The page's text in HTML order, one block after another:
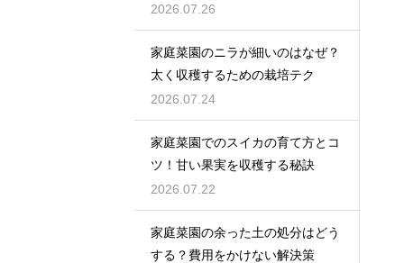
2026.07.26
家庭菜園のニラが細いのはなぜ？
太く収穫するための栽培テク
2026.07.24
家庭菜園でのスイカの育て方とコ
ツ！甘い果実を収穫する秘訣
2026.07.22
家庭菜園の余った土の処分はどう
する？費用をかけない解決策